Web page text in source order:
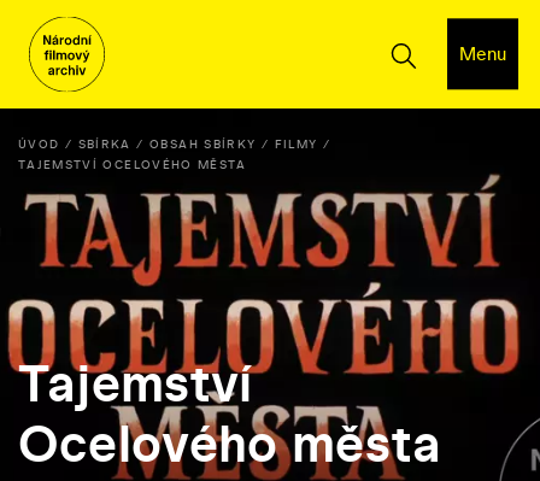
Menu
ÚVOD SBÍRKA OBSAH SBÍRKY
FILMY
TAJEMSTVÍ OCELOVÉHO MĚSTA
Tajemství
Ocelového města